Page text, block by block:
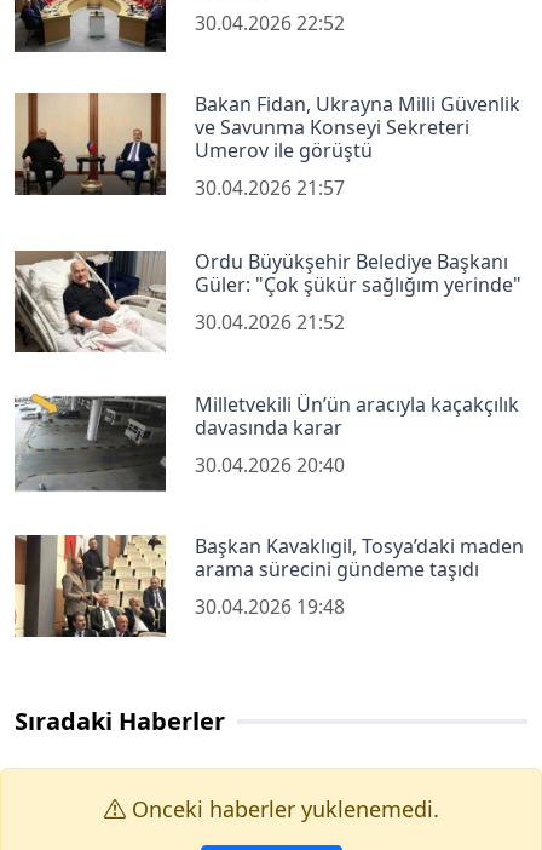
30.04.2026 22:52
Bakan Fidan, Ukrayna Milli Güvenlik
ve Savunma Konseyi Sekreteri
Umerov ile görüştü
30.04.2026 21:57
Ordu Büyükşehir Belediye Başkanı
Güler: "Çok şükür sağlığım yerinde"
30.04.2026 21:52
Milletvekili Ün’ün aracıyla kaçakçılık
davasında karar
30.04.2026 20:40
Başkan Kavaklıgil, Tosya’daki maden
arama sürecini gündeme taşıdı
30.04.2026 19:48
Sıradaki Haberler
Onceki haberler yuklenemedi.